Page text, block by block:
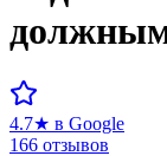
4.7★ в Google
166 отзывов